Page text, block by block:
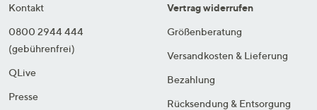
Kontakt
0800 2944 444
(gebührenfrei)
QLive
Presse
Vertrag widerrufen
Größenberatung
Versandkosten & Lieferung
Bezahlung
Rücksendung & Entsorgung